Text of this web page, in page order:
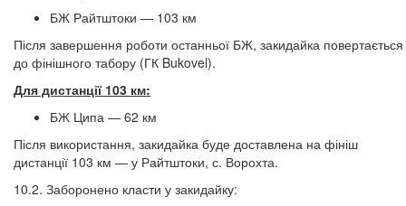
БЖ Райтштоки — 103 км
Після завершення роботи останньої БЖ, закидайка повертається
до фінішного табору (ГК Bukovel).
Для дистанції 103 км:
БЖ Ципа — 62 км
Після використання, закидайка буде доставлена на фініш
дистанції 103 км — у Райтштоки, с. Ворохта.
10.2. Заборонено класти у закидайку: